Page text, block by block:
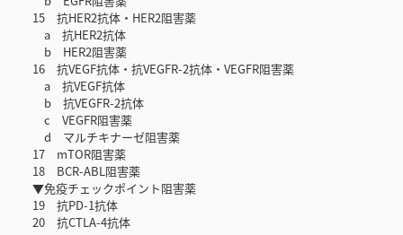
15 抗HER2抗体・HER2阻害薬
a 抗HER2抗体
b HER2阻害薬
16 抗VEGF抗体・抗VEGFR-2抗体・VEGFR阻害薬
a 抗VEGF抗体
b 抗VEGFR-2抗体
c VEGFR阻害薬
d マルチキナーゼ阻害薬
17 mTOR阻害薬
18 BCR-ABL阻害薬
▼免疫チェックポイント阻害薬
19 抗PD-1抗体
20 抗CTLA-4抗体